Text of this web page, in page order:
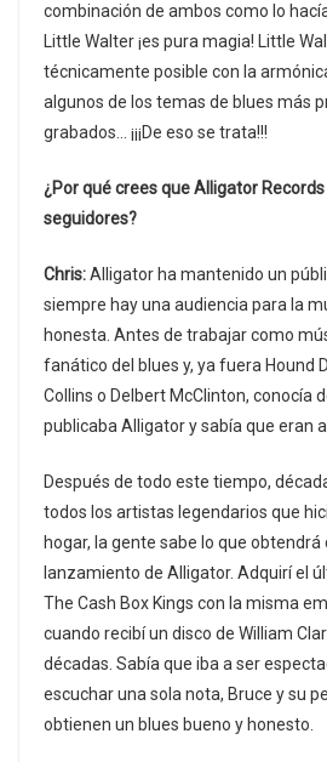
combinación de ambos como lo
Little Walter ¡es pura magia! Little
técnicamente posible con la
algunos de los temas de blues más
grabados… ¡¡¡De eso se trata!!!
¿Por qué crees que Alligator
seguidores?
Chris:Alligator ha mantenido un
siempre hay una audiencia para la
honesta. Antes de trabajar como
fanático del blues y, ya fuera Hound
Collins o Delbert McClinton, conocía
publicaba Alligator y sabía que eran
Después de todo este tiempo,
todos los artistas legendarios que
hogar, la gente sabe lo que
lanzamiento de Alligator. Adquirí el
The Cash Box Kings con la misma
cuando recibí un disco de William
décadas. Sabía que iba a ser
escuchar una sola nota, Bruce y su
obtienen un blues bueno y honesto.